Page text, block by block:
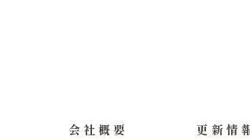
会社概要 更新情